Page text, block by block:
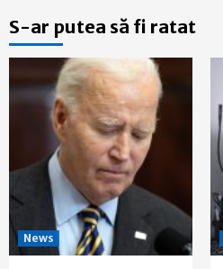
S-ar putea să fi ratat
News